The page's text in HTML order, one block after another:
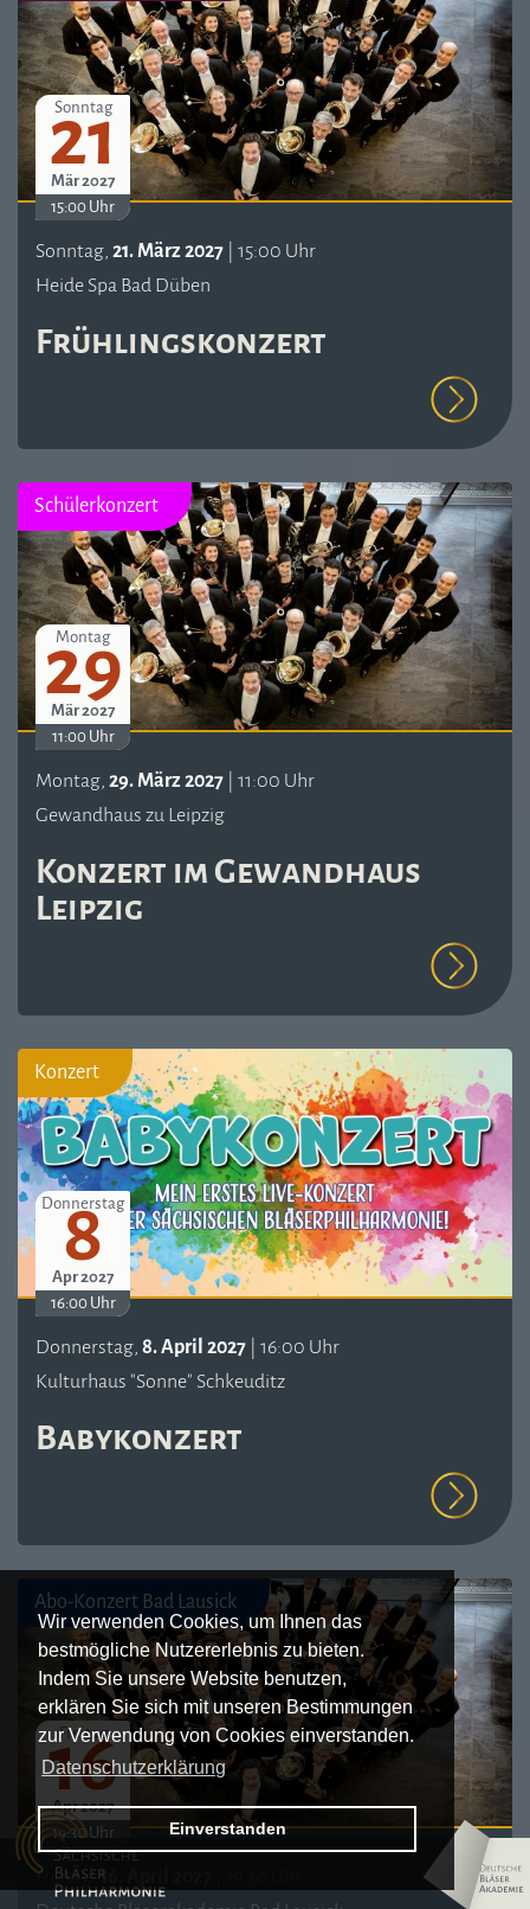
Wir verwenden Cookies, um Ihnen das
bestmögliche Nutzererlebnis zu bieten.
Indem Sie unsere Website benutzen,
erklären Sie sich mit unseren Bestimmungen
zur Verwendung von Cookies einverstanden.
Datenschutzerklärung
Einverstanden
Logo – Sächsische Bläserphilharmonie
Logo – Deutsche
Sonntag
21
Mär 2027
15:00 Uhr
Sonntag, 21. März 2027 | 15:00 Uhr
Heide Spa Bad Düben
Frühlingskonzert
Schülerkonzert
Montag
29
Mär 2027
11:00 Uhr
Montag, 29. März 2027 | 11:00 Uhr
Gewandhaus zu Leipzig
Konzert im Gewandhaus
Leipzig
Konzert
Donnerstag
8
Apr 2027
16:00 Uhr
Donnerstag, 8. April 2027 | 16:00 Uhr
Kulturhaus "Sonne" Schkeuditz
Babykonzert
Abo-Konzert Bad Lausick
Freitag
16
Apr 2027
19:30 Uhr
Freitag,16. April 2027